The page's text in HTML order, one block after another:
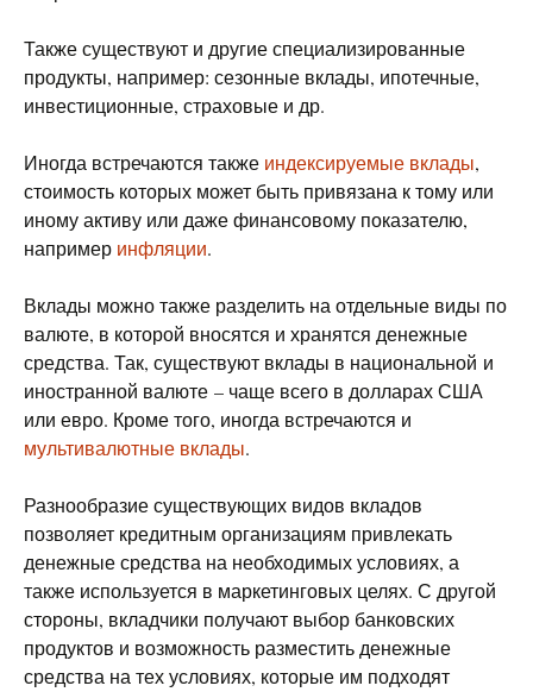
Также существуют и другие специализированные
продукты, например: сезонные вклады, ипотечные,
инвестиционные, страховые и др.
Иногда встречаются также индексируемые вклады,
стоимость которых может быть привязана к тому или
иному активу или даже финансовому показателю,
например инфляции.
Вклады можно также разделить на отдельные виды по
валюте, в которой вносятся и хранятся денежные
средства. Так, существуют вклады в национальной и
иностранной валюте – чаще всего в долларах США
или евро. Кроме того, иногда встречаются и
мультивалютные вклады.
Разнообразие существующих видов вкладов
позволяет кредитным организациям привлекать
денежные средства на необходимых условиях, а
также используется в маркетинговых целях. С другой
стороны, вкладчики получают выбор банковских
продуктов и возможность разместить денежные
средства на тех условиях, которые им подходят